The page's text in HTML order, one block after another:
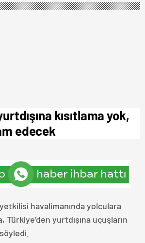
kısıtlama yok,
edecek
havalimanında yolculara
Türkiye’den yurtdışına uçuşların